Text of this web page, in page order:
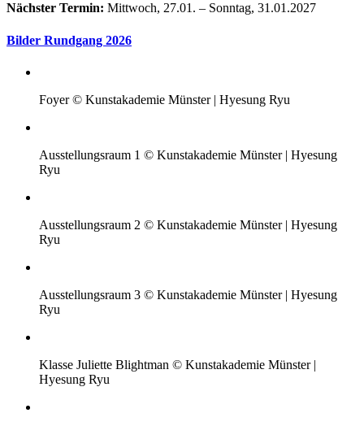
Nächster Termin: Mittwoch, 27.01. – Sonntag, 31.01.2027
Bilder Rundgang 2026
Foyer © Kunstakademie Münster | Hyesung Ryu
Ausstellungsraum 1 © Kunstakademie Münster | Hyesung
Ryu
Ausstellungsraum 2 © Kunstakademie Münster | Hyesung
Ryu
Ausstellungsraum 3 © Kunstakademie Münster | Hyesung
Ryu
Klasse Juliette Blightman © Kunstakademie Münster |
Hyesung Ryu